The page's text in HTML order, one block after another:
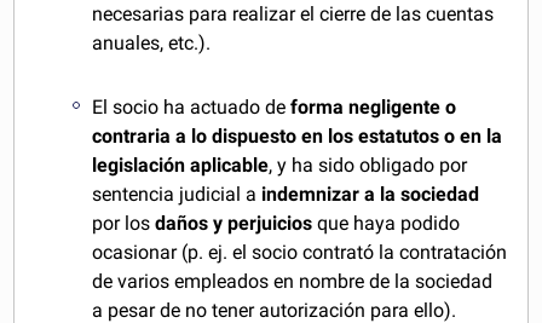
necesarias para realizar el cierre de las cuentas
anuales, etc.).
El socio ha actuado de forma negligente o
contraria a lo dispuesto en los estatutos o en la
legislación aplicable, y ha sido obligado por
sentencia judicial a indemnizar a la sociedad
por losdaños y perjuiciosque haya podido
ocasionar (p. ej. el socio contrató la contratación
de varios empleados en nombre de la sociedad
a pesar de no tener autorización para ello).